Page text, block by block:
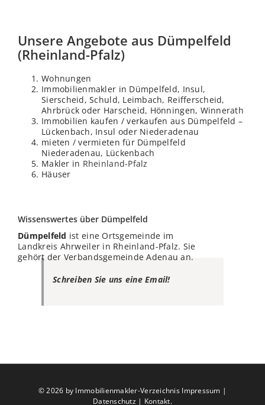
Unsere Angebote aus Dümpelfeld
(Rheinland-Pfalz)
Wohnungen
Immobilienmakler in Dümpelfeld, Insul,
Sierscheid, Schuld, Leimbach, Reifferscheid,
Ahrbrück oder Harscheid, Hönningen, Winnerath
Immobilien kaufen / verkaufen aus Dümpelfeld –
Lückenbach, Insul oder Niederadenau
mieten / vermieten für Dümpelfeld
Niederadenau, Lückenbach
Makler in Rheinland-Pfalz
Häuser
Wissenswertes über Dümpelfeld
Dümpelfeld ist eine Ortsgemeinde im
Landkreis Ahrweiler in Rheinland-Pfalz. Sie
gehört der Verbandsgemeinde Adenau an.
Schreiben Sie uns eine Email!
©2026 by Immobilienmakler-Verzeichnis Impressum |
Datenschutz| Kontakt.